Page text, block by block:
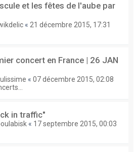
et les fêtes de l'aube par
« 21 décembre 2015, 17:31
concert en France | 26 JAN
« 07 décembre 2015, 02:08
in traffic"
« 17 septembre 2015, 00:03